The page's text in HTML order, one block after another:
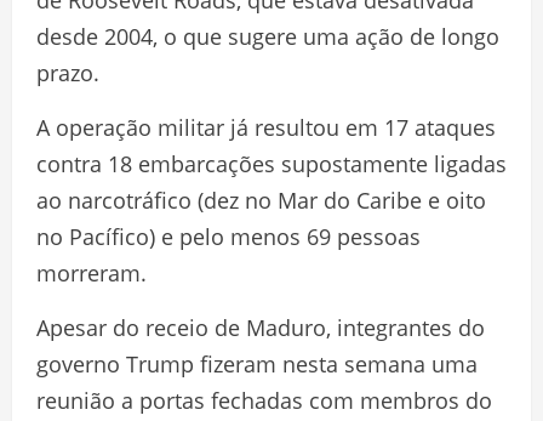
desde 2004, o que sugere uma ação de longo
prazo.
A operação militar já resultou em 17 ataques
contra 18 embarcações supostamente ligadas
ao narcotráfico (dez no Mar do Caribe e oito
no Pacífico) e pelo menos 69 pessoas
morreram.
Apesar do receio de Maduro, integrantes do
governo Trump fizeram nesta semana uma
reunião a portas fechadas com membros do